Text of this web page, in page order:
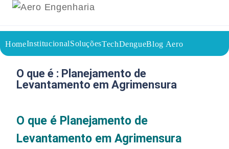
HomeInstitucionalSoluçõesTechDengueBlog Aero
09/08/2023
Voltar a página inicial do blog
O que é : Planejamento de
Levantamento em Agrimensura
O que é Planejamento de
Levantamento em Agrimensura